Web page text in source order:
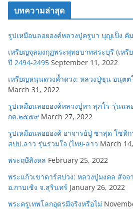
บทความล่าสุด
รูปเหมือนลอยองค์หลวงปู่ครูบา บุญเป็ง คั
เหรียญจุลมงกุฏพระพุทธบาทสระบุรี (เห
ปี 2494-2495 September 11, 2022
เหรียญหนุนดวงค้ำดวง: หลวงปู่ขุน อนุตต
March 31, 2022
รูปเหมือนลอยองค์หลวงปู่หา สุภโร รุ่นฉ
กค.๒๕๕๙ March 27, 2022
รูปเหมือนลอยองค์ อาจารย์ปู่ ซาสุด โซทิ
สปป.ลาว รุ่นรวมใจ (ไทย-ลาว March
พระฤษีสิงหล February 25, 2022
พระแก้วเขาดาร์สปวง: หลวงปู่มงคล สัจจ
อ.กาบเชิง จ.สุรินทร์ January 26, 2022
พระครูเทพโลกอุดรมีจริงหรือไม่